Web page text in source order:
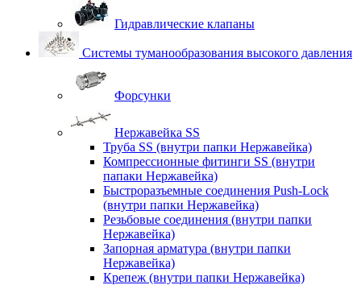
Гидравлические клапаны
Системы туманообразования высокого давления
Форсунки
Нержавейка SS
Труба SS (внутри папки Нержавейка)
Компрессионные фитинги SS (внутри
папаки Нержавейка)
Быстроразъемные соединения Push-Lock
(внутри папки Нержавейка)
Резьбовые соединения (внутри папки
Нержавейка)
Запорная арматура (внутри папки
Нержавейка)
Крепеж (внутри папки Нержавейка)